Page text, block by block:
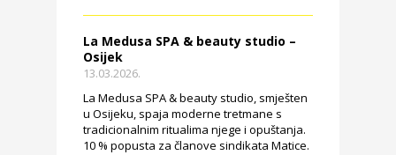
La Medusa SPA & beauty studio –
Osijek
13.03.2026.
La Medusa SPA & beauty studio, smješten
u Osijeku, spaja moderne tretmane s
tradicionalnim ritualima njege i opuštanja.
10 % popusta za članove sindikata Matice.